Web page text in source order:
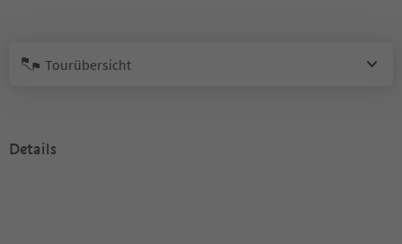
Tourübersicht
Details